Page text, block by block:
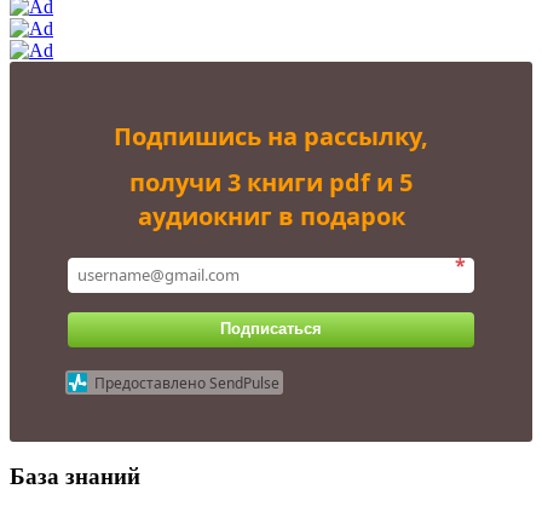
Подпишись на рассылку,
получи 3 книги pdf и 5
аудиокниг в подарок
*
Подписаться
Предоставлено SendPulse
База знаний